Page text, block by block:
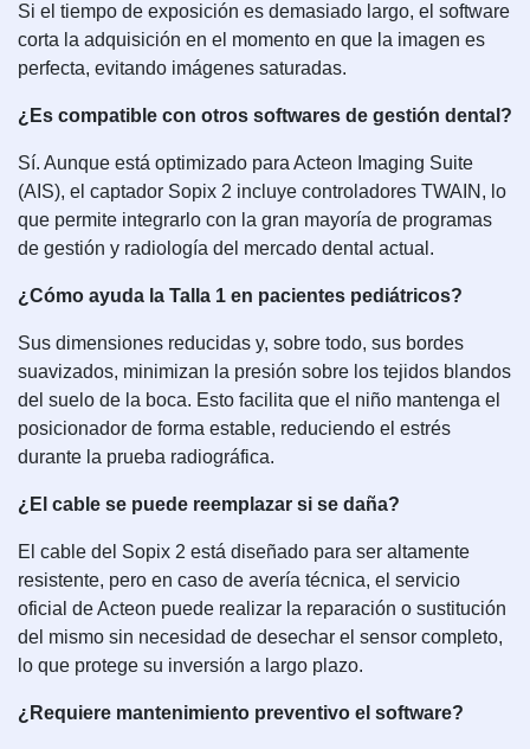
Si el tiempo de exposición es demasiado largo, el software
corta la adquisición en el momento en que la imagen es
perfecta, evitando imágenes saturadas.
¿Es compatible con otros softwares de gestión dental?
Sí. Aunque está optimizado para Acteon Imaging Suite
(AIS), el captador Sopix 2 incluye controladores TWAIN, lo
que permite integrarlo con la gran mayoría de programas
de gestión y radiología del mercado dental actual.
¿Cómo ayuda la Talla 1 en pacientes pediátricos?
Sus dimensiones reducidas y, sobre todo, sus bordes
suavizados, minimizan la presión sobre los tejidos blandos
del suelo de la boca. Esto facilita que el niño mantenga el
posicionador de forma estable, reduciendo el estrés
durante la prueba radiográfica.
¿El cable se puede reemplazar si se daña?
El cable del Sopix 2 está diseñado para ser altamente
resistente, pero en caso de avería técnica, el servicio
oficial de Acteon puede realizar la reparación o sustitución
del mismo sin necesidad de desechar el sensor completo,
lo que protege su inversión a largo plazo.
¿Requiere mantenimiento preventivo el software?